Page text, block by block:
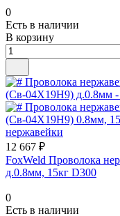
0
Есть в наличии
В корзину
12 667 ₽
FoxWeld Проволока
д.0.8мм, 15кг D300
0
Есть в наличии